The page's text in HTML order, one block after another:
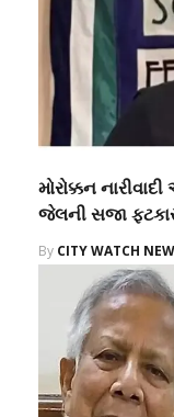
મોરોક્કન
જેલની સજા
By CITY WATCH